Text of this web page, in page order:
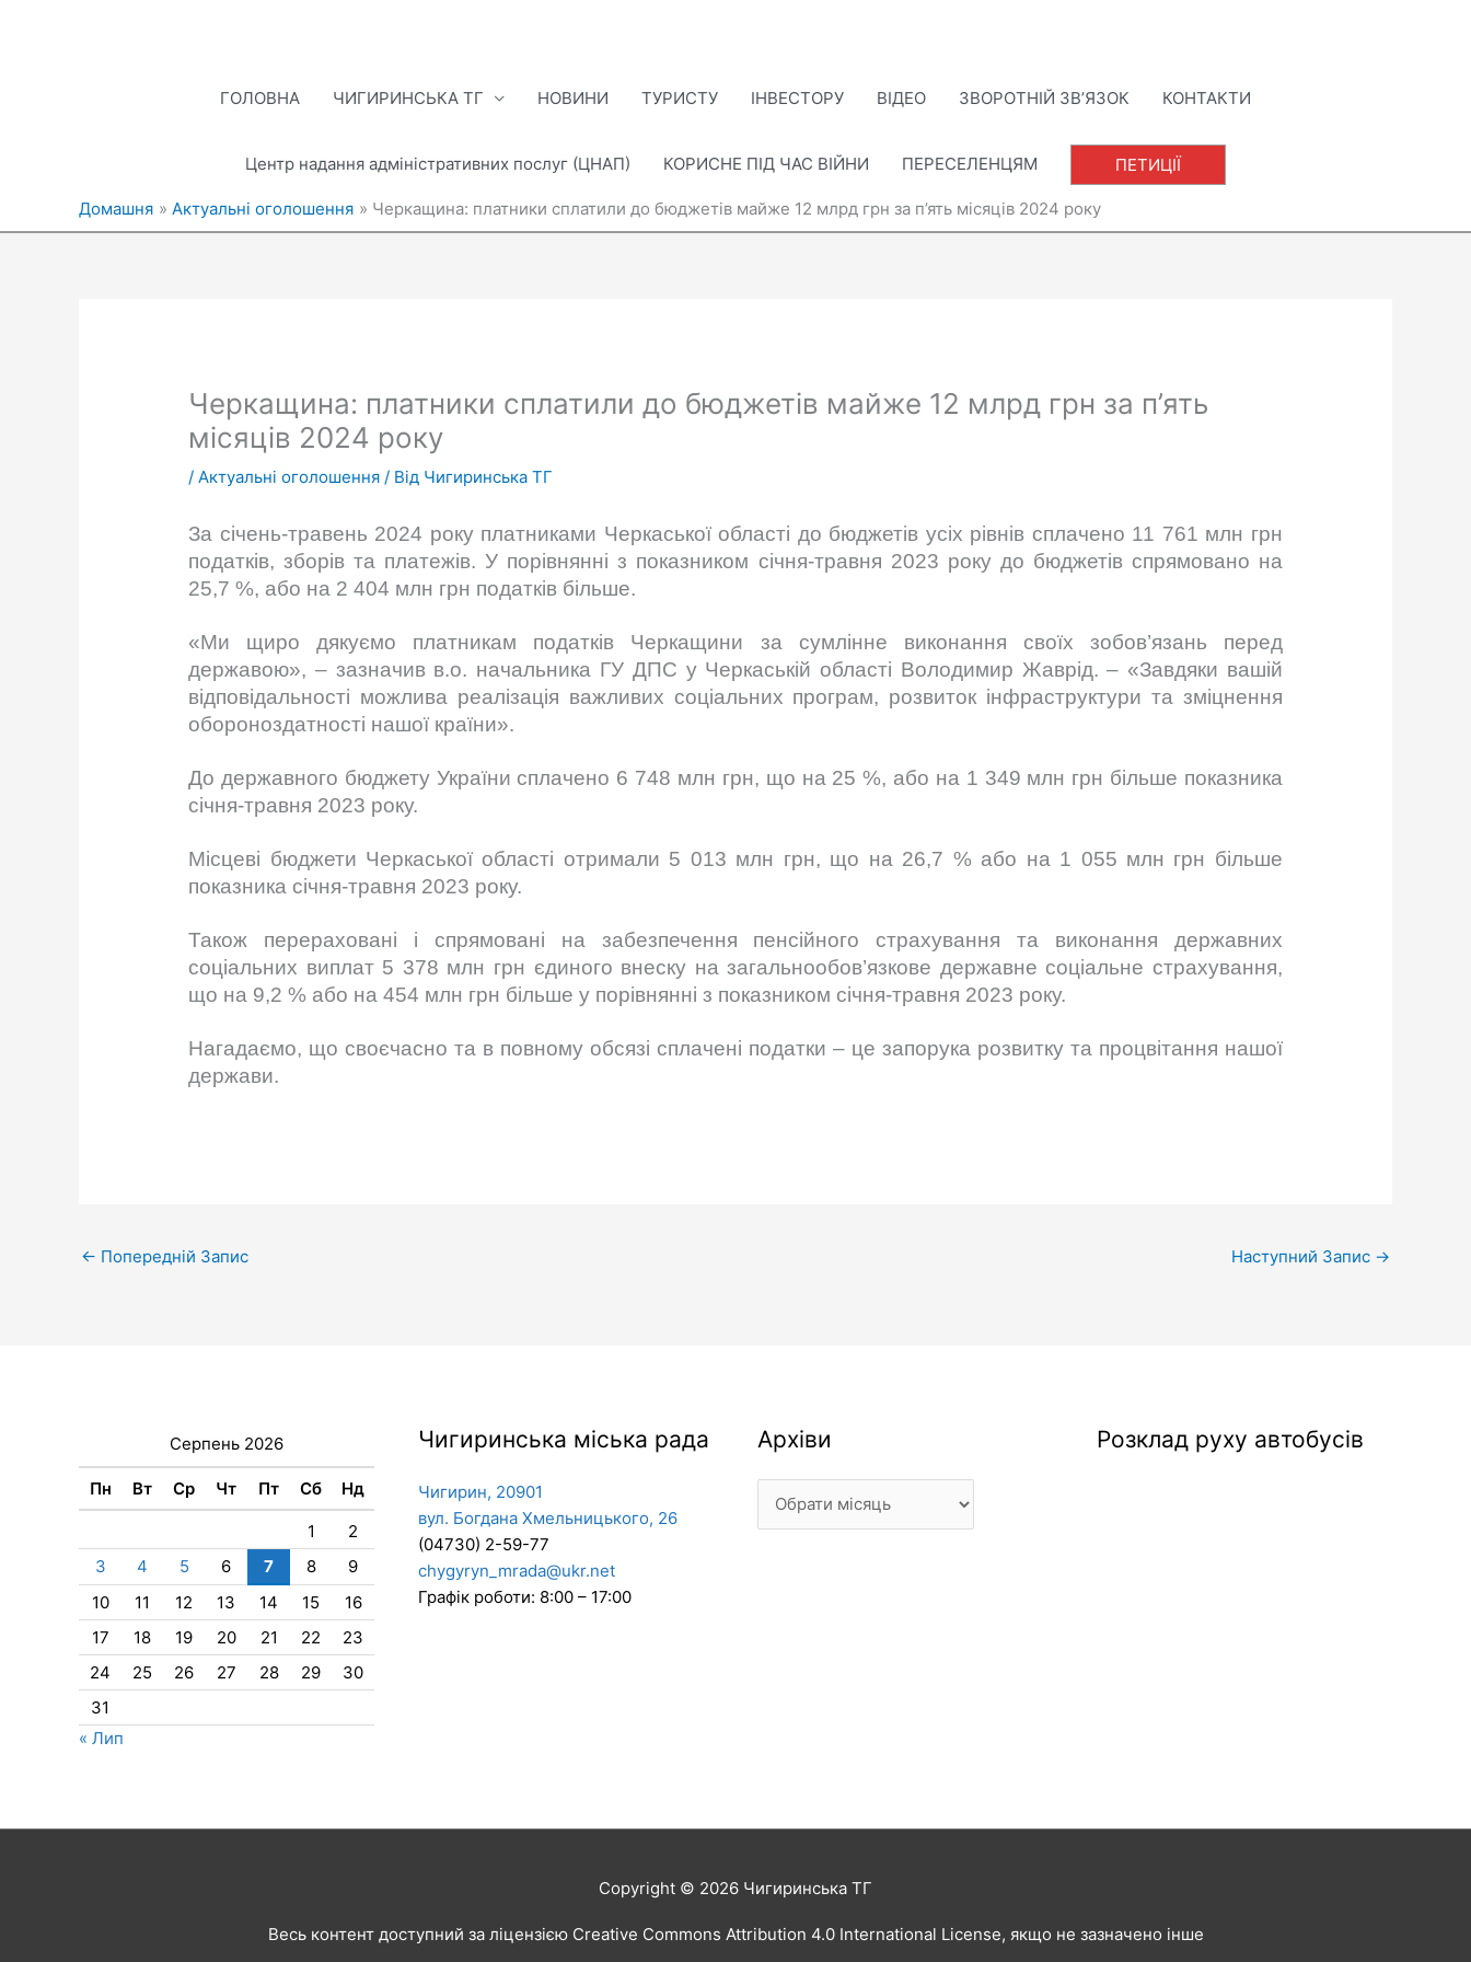
ГОЛОВНА
ЧИГИРИНСЬКА ТГ НОВИНИ ТУРИСТУ ІНВЕСТОРУ ВІДЕО ЗВОРОТНІЙ ЗВ’ЯЗОК КОНТАКТИ
Центр надання адміністративних послуг (ЦНАП) КОРИСНЕ ПІД ЧАС ВІЙНИ ПЕРЕСЕЛЕНЦЯМ ПЕТИЦІЇ
Домашня Актуальні оголошення Черкащина: платники сплатили до бюджетів майже 12 млрд грн за п’ять місяців 2024 року
Черкащина: платники сплатили до бюджетів майже 12 млрд грн за п’ять
місяців 2024 року
/Актуальні оголошення / Від Чигиринська ТГ
За січень-травень 2024 року платниками Черкаської області до бюджетів усіх рівнів сплачено 11 761 млн грн
податків, зборів та платежів. У порівнянні з показником січня-травня 2023 року до бюджетів спрямовано на
25,7 %, або на 2 404 млн грн податків більше.
«Ми щиро дякуємо платникам податків Черкащини за сумлінне виконання своїх зобов’язань перед
державою», – зазначив в.о. начальника ГУ ДПС у Черкаській області Володимир Жаврід. – «Завдяки вашій
відповідальності можлива реалізація важливих соціальних програм, розвиток інфраструктури та зміцнення
обороноздатності нашої країни».
До державного бюджету України сплачено 6 748 млн грн, що на 25 %, або на 1 349 млн грн більше показника
січня-травня 2023 року.
Місцеві бюджети Черкаської області отримали 5 013 млн грн, що на 26,7 % або на 1 055 млн грн більше
показника січня-травня 2023 року.
Також перераховані і спрямовані на забезпечення пенсійного страхування та виконання державних
соціальних виплат 5 378 млн грн єдиного внеску на загальнообов’язкове державне соціальне страхування,
що на 9,2 % або на 454 млн грн більше у порівнянні з показником січня-травня 2023 року.
Нагадаємо, що своєчасно та в повному обсязі сплачені податки – це запорука розвитку та процвітання нашої
держави.
← Попередній Запис Наступний Запис →
Серпень 2026
Пн Вт Ср Чт Пт Сб Нд
1
2
3
4 5 6 7 8
9
10
11 12 13 14 15
16
17
18 19 20 21 22
23
24
25 26 27 28 29
30
31
« Лип
Чигиринська міська рада
Чигирин, 20901
вул. Богдана Хмельницького, 26
(04730) 2-59-77
chygyryn_mrada@ukr.net
Графік роботи: 8:00 – 17:00
Архіви
Архіви Розклад руху автобусів
Copyright © 2026 Чигиринська ТГ
Весь контент доступний за ліцензією Creative Commons Attribution 4.0 International License, якщо не зазначено інше